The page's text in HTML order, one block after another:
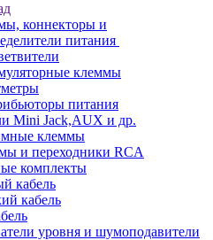
коннекторы и
питания
клеммы
питания
Mini Jack,AUX и др.
клеммы
и переходники RCA
комплекты
кабель
кабель
уровня и шумоподавители